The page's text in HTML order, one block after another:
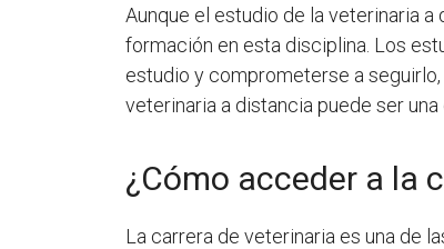
Aunque el estudio de la veterinaria
formación en esta disciplina. Los
estudio y comprometerse a
veterinaria a distancia puede ser
¿Cómo acceder a la
La carrera de veterinaria es una de